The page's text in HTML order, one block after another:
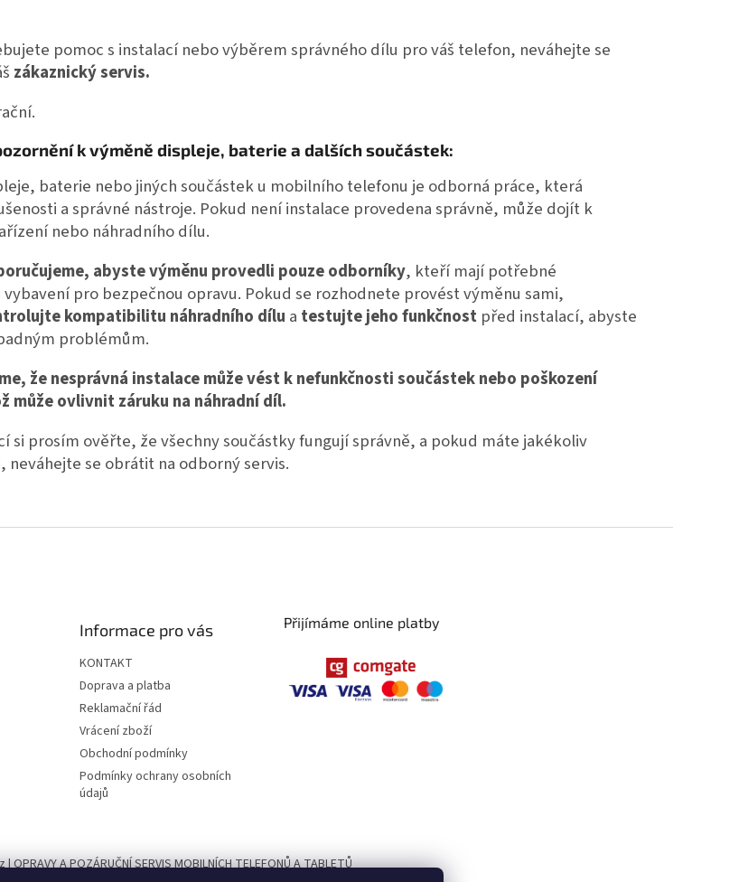
pomoc s instalací nebo výběrem správného dílu pro váš telefon, neváhejte se
zákaznický servis.
k výměně displeje, baterie a dalších součástek:
baterie nebo jiných součástek u mobilního telefonu je odborná práce, která
a správné nástroje. Pokud není instalace provedena správně, může dojít k
nebo náhradního dílu.
abyste výměnu provedli pouze odborníky, kteří mají potřebné
vybavení pro bezpečnou opravu. Pokud se rozhodnete provést výměnu sami,
kompatibilitu náhradního dílu a testujte jeho funkčnost před instalací, abyste
problémům.
že nesprávná instalace může vést k nefunkčnosti součástek nebo poškození
může ovlivnit záruku na náhradní díl.
si prosím ověřte, že všechny součástky fungují správně, a pokud máte jakékoliv
neváhejte se obrátit na odborný servis.
Informace pro vás
KONTAKT
Doprava a platba
Reklamační řád
Vrácení zboží
Obchodní podmínky
Podmínky ochrany osobních
údajů
Přijímáme online platby
OPRAVY A POZÁRUČNÍ SERVIS MOBILNÍCH TELEFONŮ A TABLETŮ